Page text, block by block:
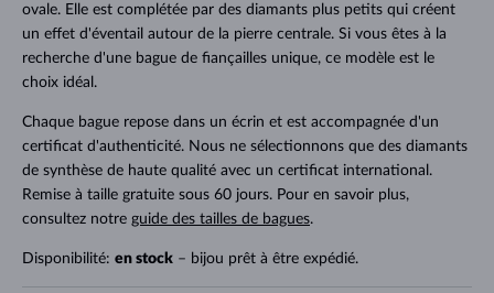
ovale. Elle est complétée par des diamants plus petits qui créent
un effet d'éventail autour de la pierre centrale. Si vous êtes à la
recherche d'une bague de fiançailles unique, ce modèle est le
choix idéal.
Chaque bague repose dans un écrin et est accompagnée d'un
certificat d'authenticité. Nous ne sélectionnons que des diamants
de synthèse de haute qualité avec un certificat international.
Remise à taille gratuite sous 60 jours. Pour en savoir plus,
consultez notre guide des tailles de bagues.
Disponibilité: en stock– bijou prêt à être expédié.